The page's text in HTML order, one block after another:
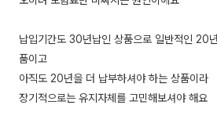
납입기간도 30년납인 상품으로 일반적인 20
품이고
아직도 20년을 더 납부하셔야 하는 상품이라
장기적으로는 유지자체를 고민해보셔야 해요